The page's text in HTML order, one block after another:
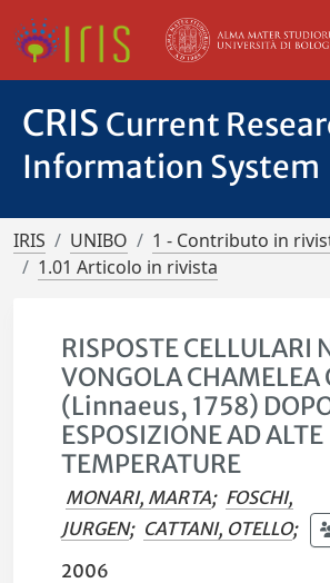
CRIS Current
Information System
IRIS UNIBO
1 - Contributo in
1.01 Articolo in rivista
RISPOSTE CELLULARI
VONGOLA CHAMELEA
(Linnaeus, 1758)
ESPOSIZIONE AD ALTE
TEMPERATURE
MONARI, MARTA; FOSCHI,
JURGEN; CATTANI, OTELLO;
2006